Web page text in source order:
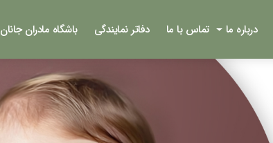
درباره ما تماس با ما دفاتر نمایندگی باشگاه مادران جانان